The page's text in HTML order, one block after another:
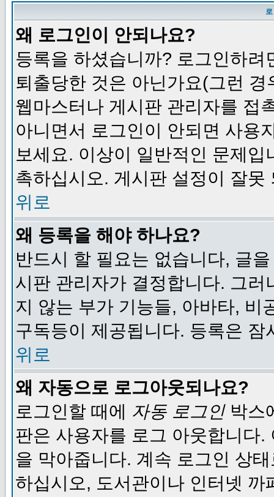
왜 로그인이 안되나요?
등록을 하셨습니까? 로그인하
퇴출당한 것은 아닌가요(그런
웹마스터나 게시판 관리자를 접
아니면서 로그인이 안되면 사용
보세요. 이상이 일반적인 문제
촉하십시오. 게시판 설정이 잘못
위로
왜 등록을 해야 하나요?
반드시 할 필요는 없습니다, 글
시판 관리자가 결정합니다. 그
지 않는 부가 기능들, 아바타, 비
구독등이 제공됩니다. 등록은
위로
왜 자동으로 로그아웃되나요?
로그인할 때에 자동 로그인박스
판은 사용자를 로그 아웃합니다
을 막아줍니다. 계속 로그인 상
하십시오, 도서관이나 인터넷